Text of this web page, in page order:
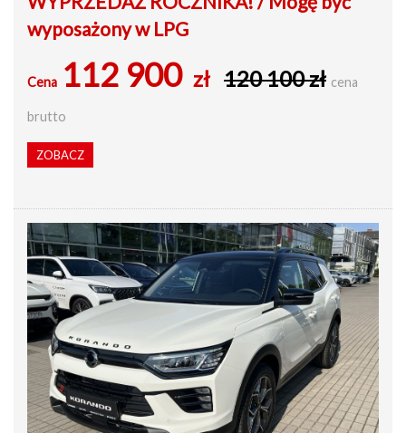
wyposażony w LPG
Cena 112 900 zł 120 100 zł cena
brutto
ZOBACZ